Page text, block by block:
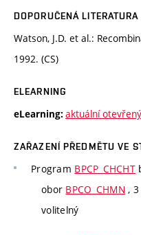
DOPORUČENÁ LITERATURA
Watson, J.D. et al.:
1992. (CS)
ELEARNING
eLearning: aktuální
ZAŘAZENÍ PŘEDMĚTU VE
Program BPCP_CHCHT
obor BPCO_CHMN ,
volitelný